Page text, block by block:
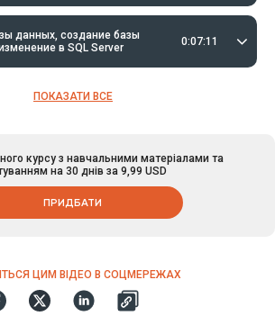
данных, создание базы
в SQL Server
0:07:11
ПОКАЗАТИ ВСЕ
ЦИМ ВІДЕО В СОЦМЕРЕЖАХ
курсу з навчальними матеріалами та
на 30 днів за 9,99 USD
ПРИДБАТИ